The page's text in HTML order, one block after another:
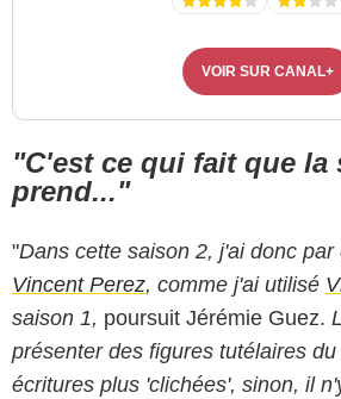
VOIR SUR CANAL+
"C'est ce qui fait que la
prend..."
"Dans cette saison 2, j'ai donc
Vincent Perez, comme j'ai utilisé
saison 1, poursuit Jérémie Guez.
présenter des figures tutélaires
écritures plus 'clichées', sinon, il